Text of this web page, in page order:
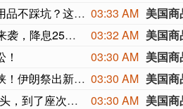
这10款好物直接
25基点概率高
新王牌；“福特”
次重排的时候
03:33 AM
03:32 AM
03:30 AM
03:30 AM
03:30 AM